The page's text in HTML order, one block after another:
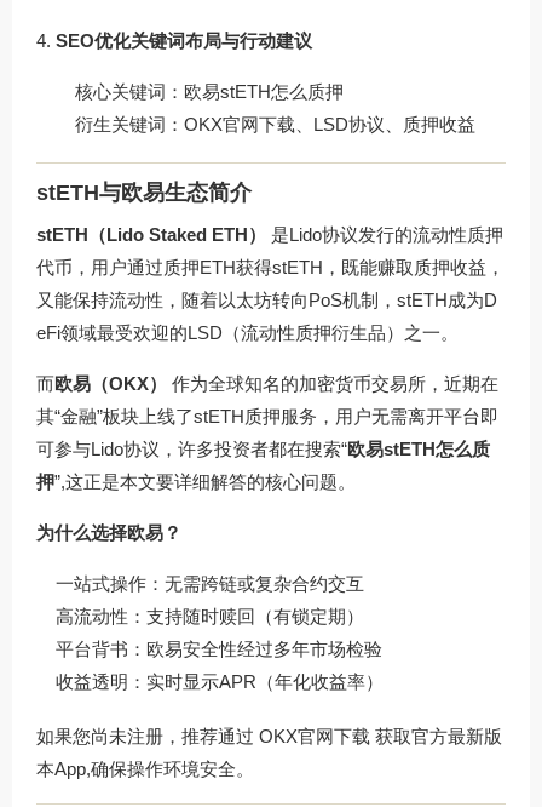
SEO优化关键词布局与行动建议
核心关键词：欧易stETH怎么质押
衍生关键词：OKX官网下载、LSD协议、质押收益
stETH与欧易生态简介
stETH（Lido Staked ETH）
是Lido协议发行的流动性质押
代币，用户通过质押ETH获得stETH，既能赚取质押收益，
又能保持流动性，随着以太坊转向PoS机制，stETH成为D
eFi领域最受欢迎的LSD（流动性质押衍生品）之一。
而欧易（OKX）
作为全球知名的加密货币交易所，近期在
其“金融”板块上线了stETH质押服务，用户无需离开平台即
可参与Lido协议，许多投资者都在搜索“欧易stETH怎么质
押”,这正是本文要详细解答的核心问题。
为什么选择欧易？
一站式操作：无需跨链或复杂合约交互
高流动性：支持随时赎回（有锁定期）
平台背书：欧易安全性经过多年市场检验
收益透明：实时显示APR（年化收益率）
如果您尚未注册，推荐通过 OKX官网下载 获取官方最新版
本App,确保操作环境安全。